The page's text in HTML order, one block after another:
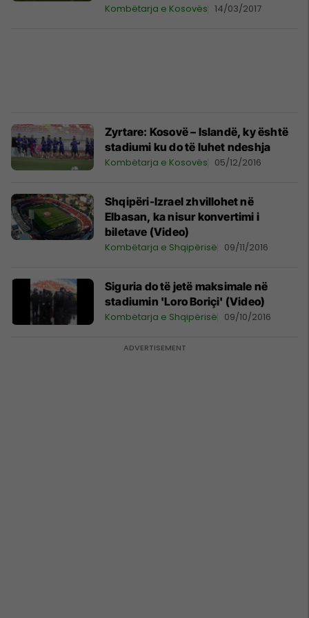
Kombëtarja e Kosovës 14/03/2017
Zyrtare: Kosovë – Islandë, ky është
stadiumi ku do të luhet ndeshja
Kombëtarja e Kosovës 05/12/2016
Shqipëri-Izrael zhvillohet në
Elbasan, ka nisur konvertimi i
biletave (Video)
Kombëtarja e Shqipërisë 09/11/2016
Siguria do të jetë maksimale në
stadiumin 'Loro Boriçi' (Video)
Kombëtarja e Shqipërisë 09/10/2016